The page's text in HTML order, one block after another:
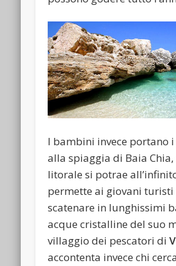
I bambini invece portano
alla spiaggia di Baia Chia,
litorale si potrae
permette ai giovani
scatenare in lunghissimi
acque cristalline del suo
villaggio dei pescatori di
accontenta invece chi